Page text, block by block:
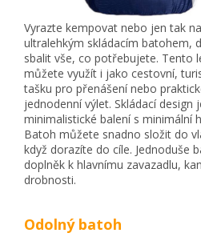
Vyrazte kempovat nebo jen tak
ultralehkým skládacím batohem,
sbalit vše, co potřebujete. Tento
můžete využít i jako cestovní,
tašku pro přenášení nebo
jednodenní výlet. Skládací design
minimalistické balení s minimální
Batoh můžete snadno složit do
když dorazíte do cíle. Jednoduše
doplněk k hlavnímu zavazadlu,
drobnosti.
Odolný batoh